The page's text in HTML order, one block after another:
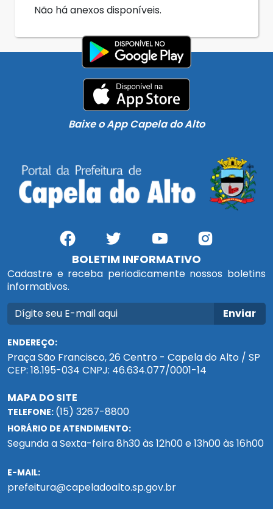
Não há anexos disponíveis.
Baixe o App Capela do Alto
BOLETIM INFORMATIVO
Cadastre e receba periodicamente nossos boletins
informativos.
Enviar
ENDEREÇO:
Praça São Francisco, 26 Centro - Capela do Alto / SP
CEP: 18.195-034 CNPJ: 46.634.077/0001-14
MAPA DO SITE
TELEFONE: (15) 3267-8800
HORÁRIO DE ATENDIMENTO:
Segunda a Sexta-feira 8h30 às 12h00 e 13h00 às 16h00
E-MAIL:
prefeitura@capeladoalto.sp.gov.br